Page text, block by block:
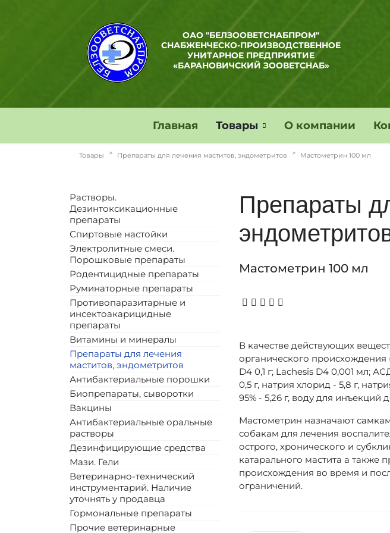
ОАО "БЕЛЗООВЕТСНАБПРОМ"
СНАБЖЕНЧЕСКО-ПРОИЗВОДСТВЕННОЕ
УНИТАРНОЕ ПРЕДПРИЯТИЕ
«БАРАНОВИЧСКИЙ ЗООВЕТСНАБ»
Главная Товары О компании
Товары Препараты для лечения маститов, эндометритов Мастометрин 100 мл
Растворы.
Дезинтоксикационные
препараты
Спиртовые настойки
Электролитные смеси.
Порошковые препараты
Родентицидные препараты
Руминаторные препараты
Противопаразитарные и
инсектоакарицидные
препараты
Витамины и минералы
Препараты для лечения
маститов, эндометритов
Антибактериальные порошки
Биопрепараты, сыворотки
Вакцины
Антибактериальные оральные
растворы
Дезинфицирующие средства
Мази. Гели
Ветеринарно-технический
инструментарий. Наличие
уточнять у продавца
Гормональные препараты
Прочие ветеринарные
Препараты
Мастометрин 100 мл
В качестве действующих
органического происхождения
D4 0,1 г; Lachesis D4 0,001 мл;
0,5 г, натрия хлорид - 5,8 г,
95% - 5,26 г, воду для инъекций
Мастометрин назначают
собакам для лечения
острого, хронического и
катарального мастита а
происхождения во время и
ограничений.